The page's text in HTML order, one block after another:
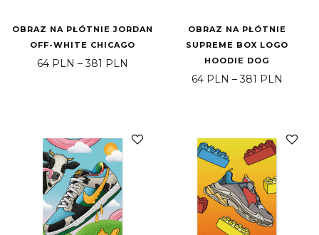
OBRAZ NA PŁÓTNIE JORDAN
OFF-WHITE CHICAGO
64 PLN – 381 PLN Price range: 64 PLN through 381 PLN
OBRAZ NA PŁÓTNIE
SUPREME BOX LOGO
HOODIE DOG
64 PLN – 381 PLN